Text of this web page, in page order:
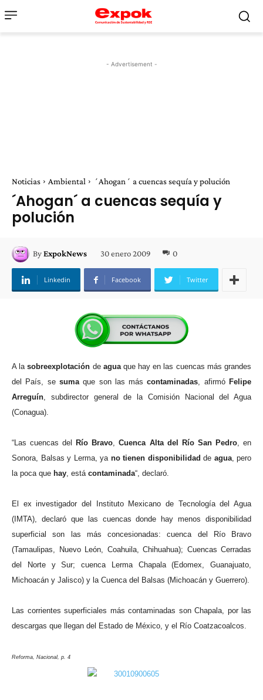
- Advertisement -
Noticias Ambiental ´Ahogan´ a cuencas sequía y polución
´Ahogan´ a cuencas sequía y
polución
ByExpokNews 30 enero 2009 0
Linkedin Facebook Twitter
A lasobreexplotación de aguaque hay en las cuencas más grandes
del País, se sumaque son las máscontaminadas, afirmó Felipe
Arreguín, subdirector general de la Comisión Nacional del Agua
(Conagua).
“Las cuencas del Río Bravo,Cuenca Alta del Río San Pedro, en
Sonora, Balsas y Lerma, ya no tienen disponibilidad de agua, pero
la poca que hay, está contaminada“, declaró.
El ex investigador del Instituto Mexicano de Tecnología del Agua
(IMTA), declaró que las cuencas donde hay menos disponibilidad
superficial son las más concesionadas: cuenca del Río Bravo
(Tamaulipas, Nuevo León, Coahuila, Chihuahua); Cuencas Cerradas
del Norte y Sur; cuenca Lerma Chapala (Edomex, Guanajuato,
Michoacán y Jalisco) y la Cuenca del Balsas (Michoacán y Guerrero).
Las corrientes superficiales más contaminadas son Chapala, por las
descargas que llegan del Estado de México, y el Río Coatzacoalcos.
Reforma, Nacional, p. 4